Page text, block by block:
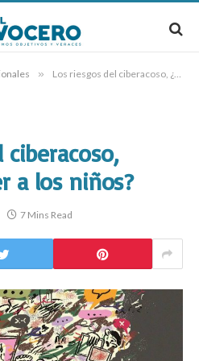
» Los riesgos del ciberacoso, ¿cómo proteger a los niños?
ciberacoso,
a los niños?
7 Mins Read